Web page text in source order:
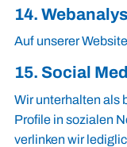
14.
Auf unserer
15. Social
Wir unterhalten als
Profile in sozialen
verlinken wir